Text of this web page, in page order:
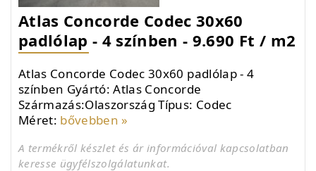
Atlas Concorde Codec 30x60
padlólap - 4 színben - 9.690 Ft / m2
Atlas Concorde Codec 30x60 padlólap - 4
színben Gyártó: Atlas Concorde
Származás:Olaszország Típus: Codec
Méret: bővebben »
A termékről készlet és ár információval kapcsolatban
keresse ügyfélszolgálatunkat.